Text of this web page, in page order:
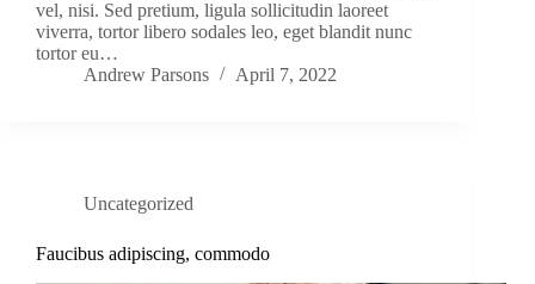
vel, nisi. Sed pretium, ligula sollicitudin laoreet
viverra, tortor libero sodales leo, eget blandit nunc
tortor eu…
Andrew Parsons
April 7, 2022
Uncategorized
Faucibus adipiscing, commodo